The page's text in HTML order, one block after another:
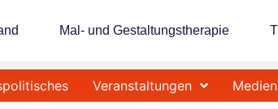
Mal- und Gestaltungstherapie
Veranstaltungen Medien